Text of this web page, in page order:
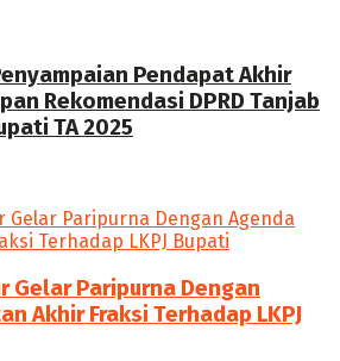
Pendapat Akhir
Rekomendasi DPRD Tanjab
TA 2025
Gelar Paripurna Dengan
Akhir Fraksi Terhadap LKPJ